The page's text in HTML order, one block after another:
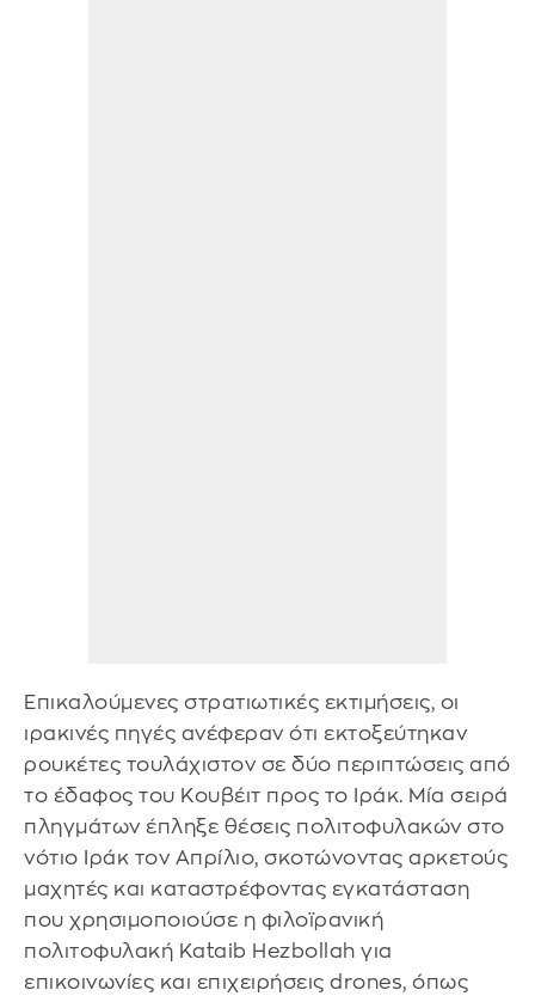
Επικαλούμενες στρατιωτικές εκτιμήσεις, οι
ιρακινές πηγές ανέφεραν ότι εκτοξεύτηκαν
ρουκέτες τουλάχιστον σε δύο περιπτώσεις από
το έδαφος του Κουβέιτ προς το Ιράκ. Μία σειρά
πληγμάτων έπληξε θέσεις πολιτοφυλακών στο
νότιο Ιράκ τον Απρίλιο, σκοτώνοντας αρκετούς
μαχητές και καταστρέφοντας εγκατάσταση
που χρησιμοποιούσε η φιλοϊρανική
πολιτοφυλακή Kataib Hezbollah για
επικοινωνίες και επιχειρήσεις drones, όπως